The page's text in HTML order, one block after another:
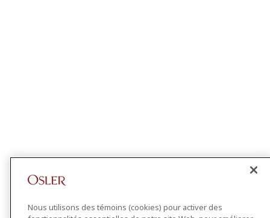
Nous utilisons des témoins (cookies) pour activer des